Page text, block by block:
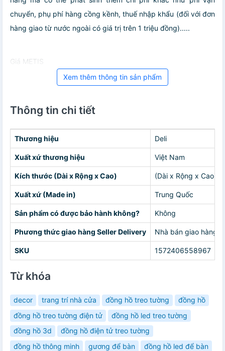
chuyển, phụ phí hàng cồng kềnh, thuế nhập khẩu (đối với đơn
hàng giao từ nước ngoài có giá trị trên 1 triệu đồng).....
Giá METIS
Xem thêm thông tin sản phẩm
Thông tin chi tiết
Thương hiệu Deli
Xuất xứ thương hiệu Việt Nam
Kích thước (Dài x Rộng x Cao) (Dài x Rộng x Cao)
Xuất xứ (Made in) Trung Quốc
Sản phẩm có được bảo hành không? Không
Phương thức giao hàng Seller Delivery Nhà bán giao hàng
SKU 1572406558967
Từ khóa
decor trang trí nhà cửa đồng hồ treo tường
đồng hồ
đồng hồ treo tường điện tử
đồng hồ led treo tường
đồng hồ 3d
đồng hồ điện tử treo tường
đồng hồ thông minh
gương để bàn
đồng hồ led để bàn